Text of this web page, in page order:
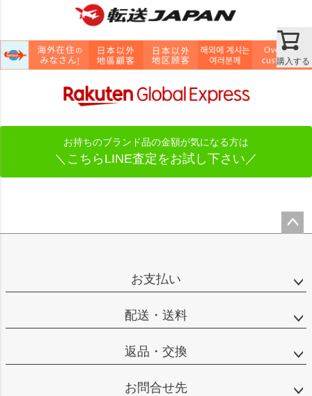
購入する
お持ちのブランド品の金額が気になる方は
＼こちらLINE査定をお試し下さい／
お支払い
配送・送料
返品・交換
お問合せ先